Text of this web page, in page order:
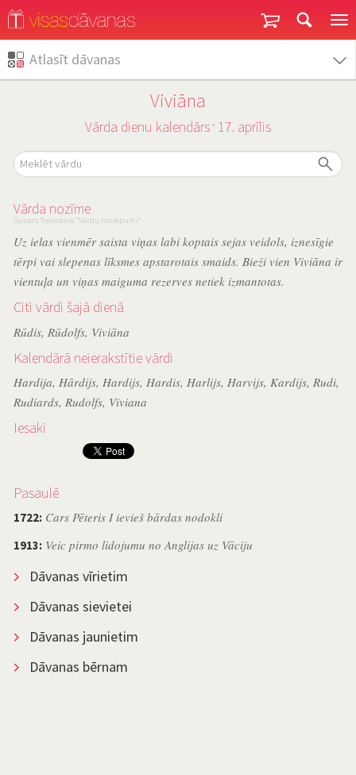
Atlasīt dāvanas
Viviāna
Vārda dienu kalendārs ˙ 17. aprīlis
Vārda nozīme
Gunars Treimanis "Vārdu noslēpumi"
Uz ielas vienmēr saista viņas labi koptais sejas veidols, iznesīgie
tērpi vai slepenas līksmes apstarotais smaids. Bieži vien Viviāna ir
vientuļa un viņas maiguma rezerves netiek izmantotas.
Citi vārdi šajā dienā
Rūdis, Rūdolfs, Viviāna
Kalendārā neierakstītie vārdi
Hardija, Hārdijs, Hardijs, Hardis, Harlijs, Harvijs, Kardijs, Rudi,
Rudiards, Rudolfs, Viviana
Iesaki
Pasaulē
1722: Cars Pēteris I ievieš bārdas nodokli
1913: Veic pirmo lidojumu no Anglijas uz Vāciju
Dāvanas vīrietim
Dāvanas sievietei
Dāvanas jaunietim
Dāvanas bērnam